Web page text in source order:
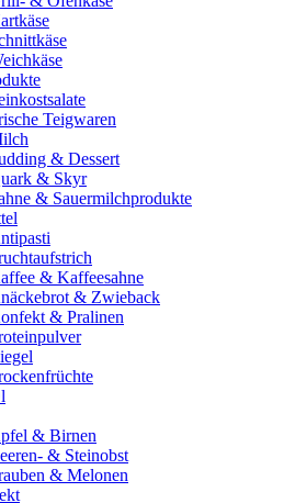
Teigwaren
& Dessert
& Skyr
& Sauermilchprodukte
& Kaffeesahne
& Zwieback
& Pralinen
& Birnen
& Steinobst
& Melonen